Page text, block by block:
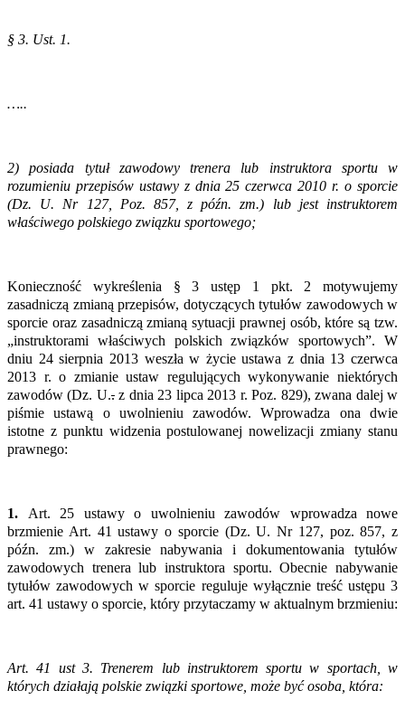
§ 3. Ust. 1.
…..
2) posiada tytuł zawodowy trenera lub instruktora sportu w
rozumieniu przepisów ustawy z dnia 25 czerwca 2010 r. o sporcie
(Dz. U. Nr 127, Poz. 857, z późn. zm.) lub jest instruktorem
właściwego polskiego związku sportowego;
Konieczność wykreślenia § 3 ustęp 1 pkt. 2 motywujemy
zasadniczą zmianą przepisów, dotyczących tytułów zawodowych w
sporcie oraz zasadniczą zmianą sytuacji prawnej osób, które są tzw.
„instruktorami właściwych polskich związków sportowych”. W
dniu 24 sierpnia 2013 weszła w życie ustawa z dnia 13 czerwca
2013 r. o zmianie ustaw regulujących wykonywanie niektórych
zawodów (Dz. U..z dnia 23 lipca 2013 r. Poz. 829), zwana dalej w
piśmie ustawą o uwolnieniu zawodów. Wprowadza ona dwie
istotne z punktu widzenia postulowanej nowelizacji zmiany stanu
prawnego:
1. Art. 25 ustawy o uwolnieniu zawodów wprowadza nowe
brzmienie Art. 41 ustawy o sporcie (Dz. U. Nr 127, poz. 857, z
późn. zm.) w zakresie nabywania i dokumentowania tytułów
zawodowych trenera lub instruktora sportu. Obecnie nabywanie
tytułów zawodowych w sporcie reguluje wyłącznie treść ustępu 3
art. 41 ustawy o sporcie, który przytaczamy w aktualnym brzmieniu:
Art. 41 ust 3. Trenerem lub instruktorem sportu w sportach, w
których działają polskie związki sportowe, może być osoba, która: